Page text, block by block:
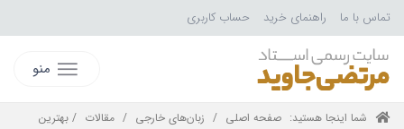
تماس با ما راهنمای خرید حساب کاربری
منو
شما اینجا هستید: صفحه اصلی / زبان‌های خارجی / مقالات / بهترین